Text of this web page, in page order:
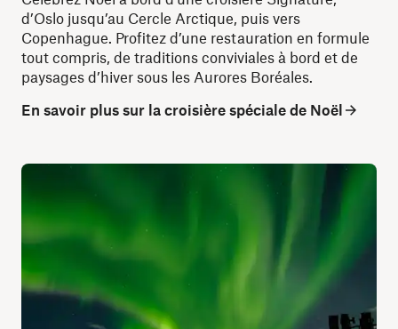
d’Oslo jusqu’au Cercle Arctique, puis vers
Copenhague. Profitez d’une restauration en formule
tout compris, de traditions conviviales à bord et de
paysages d’hiver sous les Aurores Boréales.
En savoir plus sur la croisière spéciale de Noël